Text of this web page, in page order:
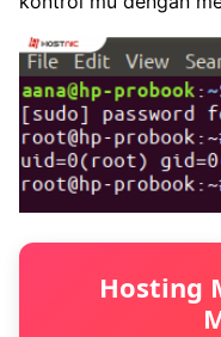
Hosting